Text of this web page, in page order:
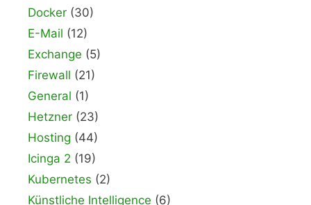
Docker (30)
E-Mail (12)
Exchange (5)
Firewall (21)
General (1)
Hetzner (23)
Hosting (44)
Icinga 2 (19)
Kubernetes (2)
Künstliche Intelligence (6)